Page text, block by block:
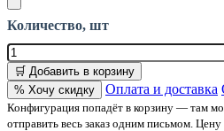
Количество, шт
🛒 Добавить в корзину
% Хочу скидку
Оплата и доставка
Конфигурация попадёт в корзину — там
отправить весь заказ одним письмом.